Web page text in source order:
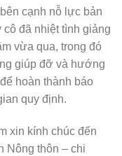
cạnh nỗ lực bản
cô đã nhiệt tình giảng
vừa qua, trong đó
giúp đỡ và hướng
hoàn thành báo
quy định.
xin kính chúc đến
Nông thôn – chi